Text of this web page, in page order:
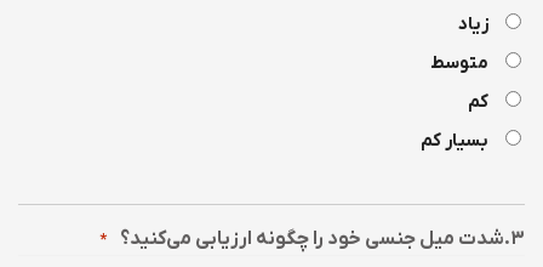
زیاد
متوسط
کم
بسیار کم
۳.شدت میل جنسی خود را چگونه ارزیابی می‌کنید؟ *